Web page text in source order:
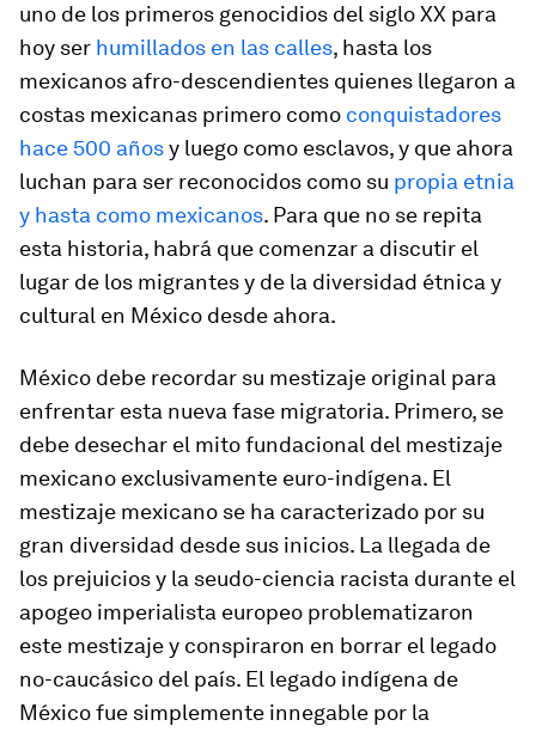
uno de los primeros genocidios del siglo XX para
hoy ser humillados en las calles, hasta los
mexicanos afro-descendientes quienes llegaron a
costas mexicanas primero como conquistadores
hace 500 añosy luego como esclavos, y que ahora
luchan para ser reconocidos como su propia etnia
y hasta como mexicanos. Para que no se repita
esta historia, habrá que comenzar a discutir el
lugar de los migrantes y de la diversidad étnica y
cultural en México desde ahora.
México debe recordar su mestizaje original para
enfrentar esta nueva fase migratoria. Primero, se
debe desechar el mito fundacional del mestizaje
mexicano exclusivamente euro-indígena. El
mestizaje mexicano se ha caracterizado por su
gran diversidad desde sus inicios. La llegada de
los prejuicios y la seudo-ciencia racista durante el
apogeo imperialista europeo problematizaron
este mestizaje y conspiraron en borrar el legado
no-caucásico del país. El legado indígena de
México fue simplemente innegable por la